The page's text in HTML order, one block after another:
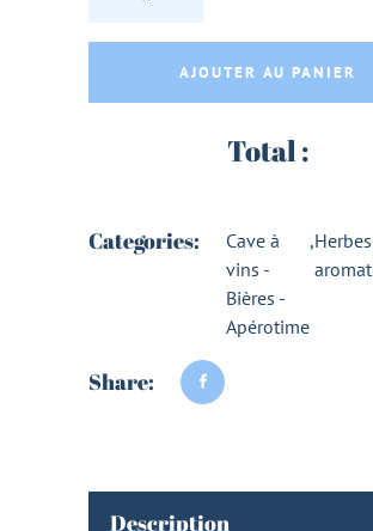
AJOUTER AU PANIER
Total :
Categories:
Cave à
vins -
Bières -
Apérotime
,Herbes
Share:
Description